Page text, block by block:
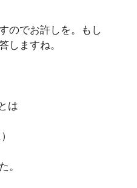
のでお許しを。もし
しますね。
は
。